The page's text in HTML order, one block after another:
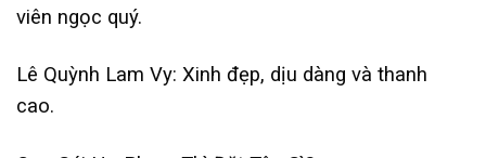
viên ngọc quý.
Lê Quỳnh Lam Vy: Xinh đẹp, dịu dàng và thanh
cao.